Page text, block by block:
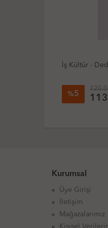
İnkilap -
310.00
Kurumsal
Üye Girişi
İletişim
Mağazalarımız